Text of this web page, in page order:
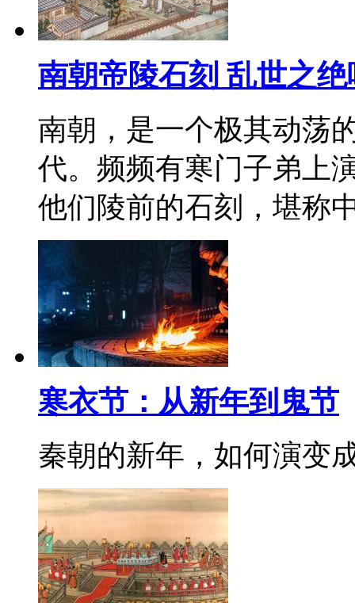
南朝帝陵石刻 乱世之绝
南朝，是一个极其动荡
代。频频有寒门子弟上
他们陵前的石刻，堪
寒衣节：从新年到鬼节
秦朝的新年，如何演变